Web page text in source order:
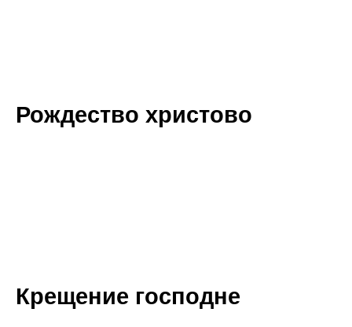
Рождество христово
Крещение господне